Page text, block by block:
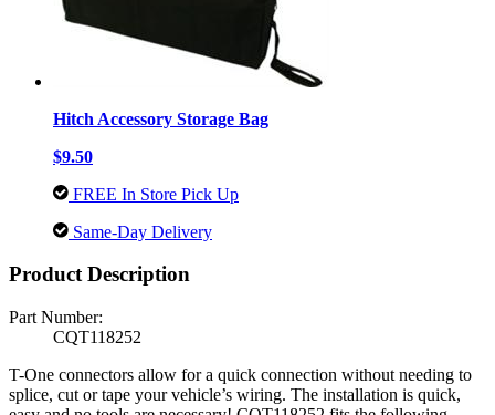
Hitch Accessory Storage Bag
$9.50
FREE In Store Pick Up
Same-Day Delivery
Product Description
Part Number:
CQT118252
T-One connectors allow for a quick connection without needing to
splice, cut or tape your vehicle’s wiring. The installation is quick,